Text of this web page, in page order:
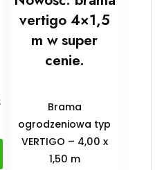
vertigo 4×1,5
m w super
cenie.
Brama
ogrodzeniowa typ
VERTIGO – 4,00 x
1,50 m